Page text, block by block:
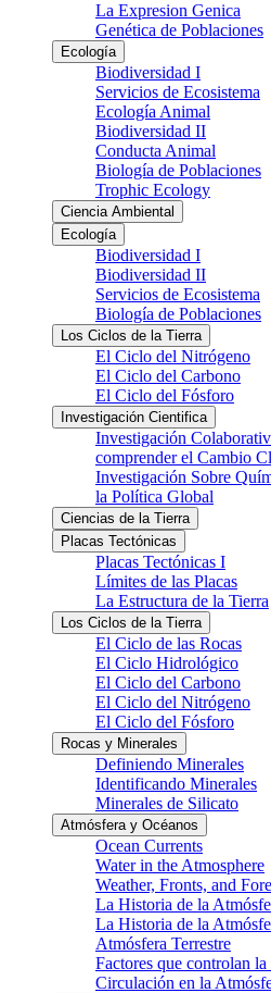
La Expresion Genica
Genética de Poblaciones
Ecología
Biodiversidad I
Servicios de Ecosistema
Ecología Animal
Biodiversidad II
Conducta Animal
Biología de Poblaciones
Trophic Ecology
Ciencia Ambiental
Ecología
Biodiversidad I
Biodiversidad II
Servicios de Ecosistema
Biología de Poblaciones
Los Ciclos de la Tierra
El Ciclo del Nitrógeno
El Ciclo del Carbono
El Ciclo del Fósforo
Investigación Cientifica
Investigación
comprender el Cambio
Investigación Sobre
la Política Global
Ciencias de la Tierra
Placas Tectónicas
Placas Tectónicas I
Límites de las Placas
La Estructura de la Tierra
Los Ciclos de la Tierra
El Ciclo de las Rocas
El Ciclo Hidrológico
El Ciclo del Carbono
El Ciclo del Nitrógeno
El Ciclo del Fósforo
Rocas y Minerales
Definiendo Minerales
Identificando Minerales
Minerales de Silicato
Atmósfera y Océanos
Ocean Currents
Water in the Atmosphere
Weather, Fronts, and
La Historia de la
La Historia de la
Atmósfera Terrestre
Factores que controlan
Circulación en la